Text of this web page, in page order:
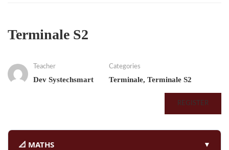
Terminale S2
Teacher
Dev Systechsmart
Categories
Terminale, Terminale S2
REGISTER
📐 MATHS